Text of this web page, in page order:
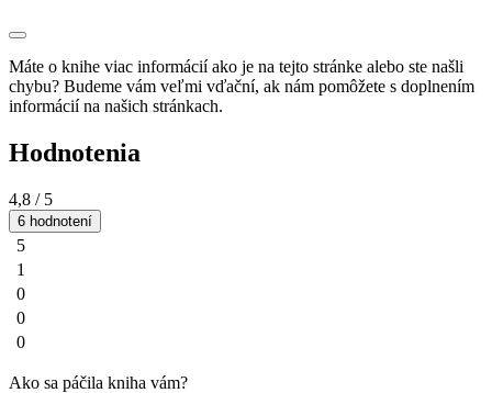
Máte o knihe viac informácií ako je na tejto stránke alebo ste našli
chybu? Budeme vám veľmi vďační, ak nám pomôžete s doplnením
informácií na našich stránkach.
Hodnotenia
4,8 / 5
6 hodnotení
5
1
0
0
0
Ako sa páčila kniha vám?